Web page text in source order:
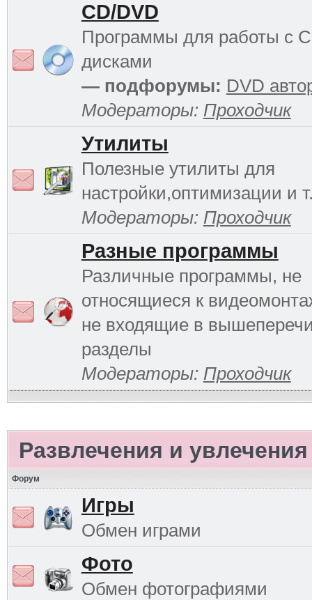
CD/DVD
Программы для работы с
дисками
— подфорумы: DVD
Модераторы: Проходчик
Утилиты
Полезные утилиты для
настройки,оптимизации и
Модераторы: Проходчик
Разные программы
Различные программы, не
относящиеся к
не входящие в
разделы
Модераторы: Проходчик
Развлечения и увлечения
Форум
Игры
Обмен играми
Фото
Обмен фотографиями